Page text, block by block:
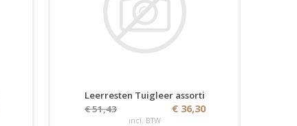
Leerresten Tuigleer assorti
€ 51,43
€ 36,30
incl. BTW